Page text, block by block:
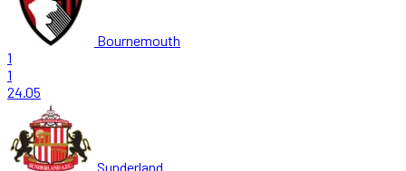
Bournemouth
1
1
24.05
Sunderland